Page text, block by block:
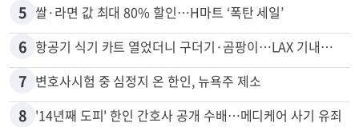
5 쌀·라면 값 최대 80% 할인…H마트 ‘폭탄 세일’
6 항공기 식기 카트 열었더니 구더기·곰팡이…LAX 기내식 업체 논란
7 변호사시험 중 심정지 온 한인, 뉴욕주 제소
8 '14년째 도피' 한인 간호사 공개 수배…메디케어 사기 유죄